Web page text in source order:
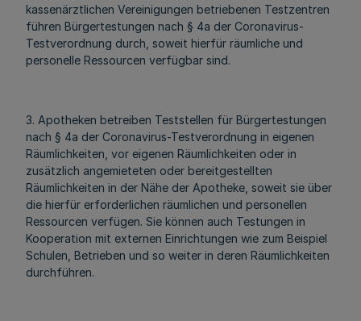
kassenärztlichen Vereinigungen betriebenen Testzentren
führen Bürgertestungen nach § 4a der Coronavirus-
Testverordnung durch, soweit hierfür räumliche und
personelle Ressourcen verfügbar sind.
3. Apotheken betreiben Teststellen für Bürgertestungen
nach § 4a der Coronavirus-Testverordnung in eigenen
Räumlichkeiten, vor eigenen Räumlichkeiten oder in
zusätzlich angemieteten oder bereitgestellten
Räumlichkeiten in der Nähe der Apotheke, soweit sie über
die hierfür erforderlichen räumlichen und personellen
Ressourcen verfügen. Sie können auch Testungen in
Kooperation mit externen Einrichtungen wie zum Beispiel
Schulen, Betrieben und so weiter in deren Räumlichkeiten
durchführen.